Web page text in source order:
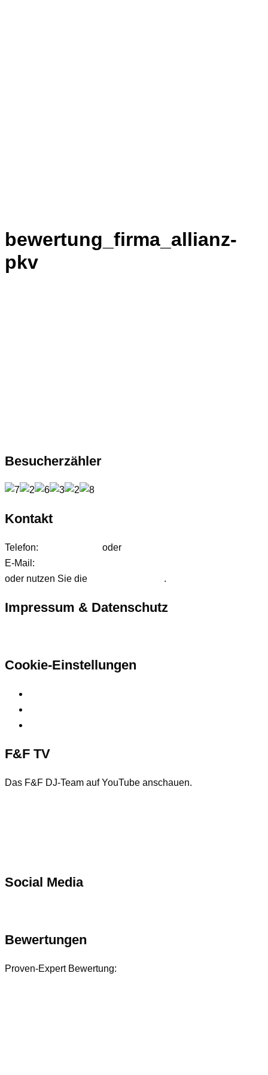
bewertung_firma_allianz-
pkv
Besucherzähler
Kontakt
Telefon: oder
E-Mail:
oder nutzen Sie die
.
Impressum & Datenschutz
Cookie-Einstellungen
F&F TV
Das F&F DJ-Team auf YouTube anschauen.
Social Media
Bewertungen
Proven-Expert Bewertung: